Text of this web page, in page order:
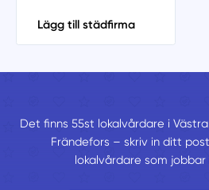
Lägg till städfirma
Det finns 55st lokalvårdare i
Frändefors – skriv in ditt
lokalvårdare som